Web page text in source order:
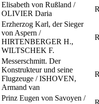
Elisabeth von Rußland /
OLIVIER Daria
Erzherzog Karl, der Sieger
von Aspern /
HIRTENBERGER H.,
WILTSCHEK F.
Messerschmitt. Der
Konstrukteur und seine
Flugzeuge / ISHOVEN,
Armand van
Prinz Eugen von Savoyen /